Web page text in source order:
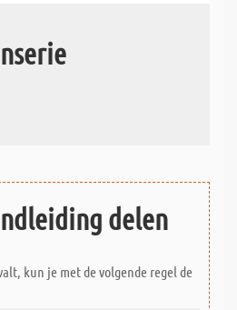
delen
kun je met de volgende regel de